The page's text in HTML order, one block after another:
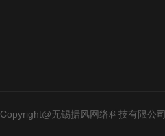
Copyright@无锡据风网络科技有限公司